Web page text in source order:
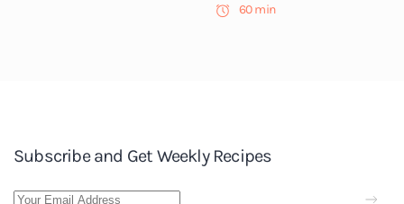
60 min
Subscribe and Get Weekly Recipes